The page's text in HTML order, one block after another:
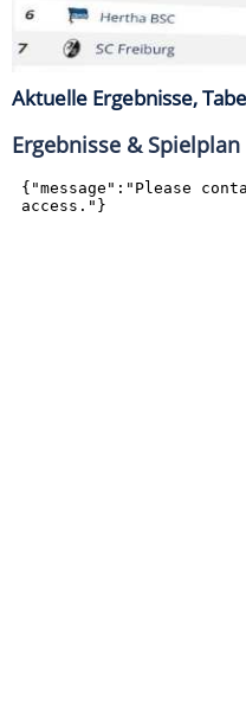
Aktuelle Ergebnisse,
Ergebnisse & Spielplan